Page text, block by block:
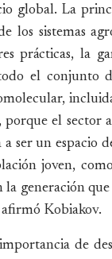
global. La
los sistemas
prácticas, la
el conjunto
porque el sector
a ser un espacio
joven,
la generación
afirmó Kobiakov.
de